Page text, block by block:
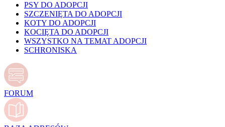
PSY DO ADOPCJI
SZCZENIĘTA DO ADOPCJI
KOTY DO ADOPCJI
KOCIĘTA DO ADOPCJI
WSZYSTKO NA TEMAT ADOPCJI
SCHRONISKA
FORUM